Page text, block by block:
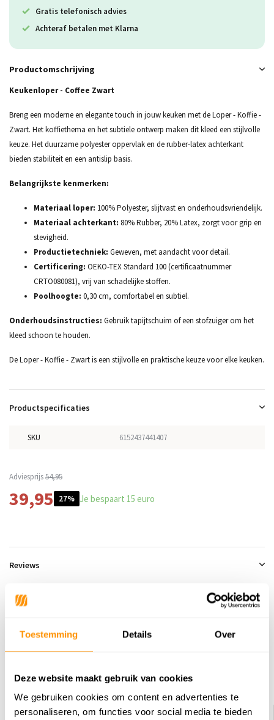
Toestemming Details Over
Deze website maakt gebruik van cookies
We gebruiken cookies om content en advertenties te
personaliseren, om functies voor social media te bieden
Adviesprijs54,95
39,95 27% Je bespaart 15 euro
Gratis telefonisch advies
Achteraf betalen met Klarna
Productomschrijving
Keukenloper - Coffee Zwart
Breng een moderne en elegante touch in jouw keuken met de Loper - Koffie -
Zwart. Het koffiethema en het subtiele ontwerp maken dit kleed een stijlvolle
keuze. Het duurzame polyester oppervlak en de rubber-latex achterkant
bieden stabiliteit en een antislip basis.
Belangrijkste kenmerken:
Materiaal loper: 100% Polyester, slijtvast en onderhoudsvriendelijk.
Materiaal achterkant: 80% Rubber, 20% Latex, zorgt voor grip en
stevigheid.
Productietechniek: Geweven, met aandacht voor detail.
Certificering: OEKO-TEX Standard 100 (certificaatnummer
CRTO080081), vrij van schadelijke stoffen.
Poolhoogte: 0,30 cm, comfortabel en subtiel.
Onderhoudsinstructies: Gebruik tapijtschuim of een stofzuiger om het
kleed schoon te houden.
De Loper - Koffie - Zwart is een stijlvolle en praktische keuze voor elke keuken.
Productspecificaties
SKU 6152437441407
Reviews
Dit vind je misschien ook leuk